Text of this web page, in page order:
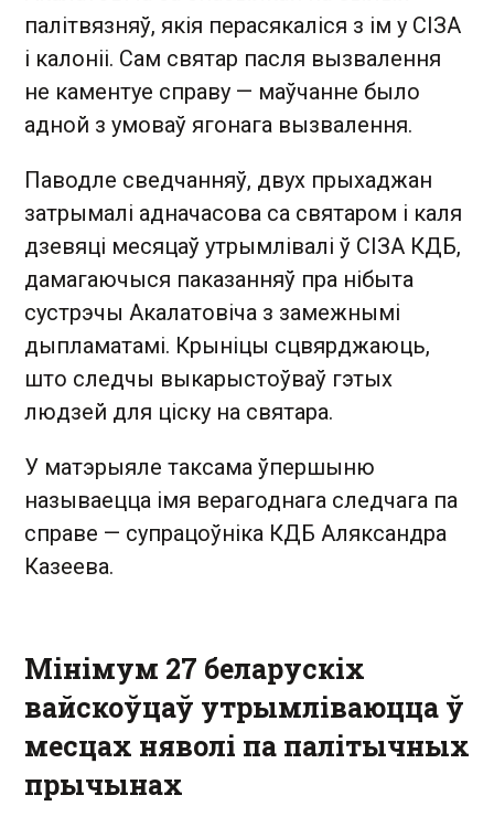
палітвязняў, якія перасякаліся з ім у СІЗА
і калоніі. Сам святар пасля вызвалення
не каментуе справу — маўчанне было
адной з умоваў ягонага вызвалення.
Паводле сведчанняў, двух прыхаджан
затрымалі адначасова са святаром і каля
дзевяці месяцаў утрымлівалі ў СІЗА КДБ,
дамагаючыся паказанняў пра нібыта
сустрэчы Акалатовіча з замежнымі
дыпламатамі. Крыніцы сцвярджаюць,
што следчы выкарыстоўваў гэтых
людзей для ціску на святара.
У матэрыяле таксама ўпершыню
называецца імя верагоднага следчага па
справе — супрацоўніка КДБ Аляксандра
Казеева.
Мінімум 27 беларускіх
вайскоўцаў утрымліваюцца ў
месцах няволі па палітычных
прычынах